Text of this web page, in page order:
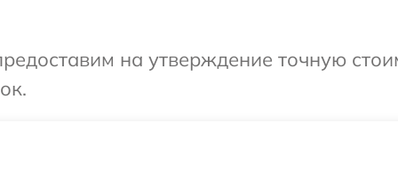
на утверждение точную